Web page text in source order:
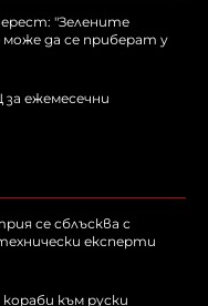
"Зелените
да се приберат у
ежемесечни
се сблъсква с
експерти
към руски